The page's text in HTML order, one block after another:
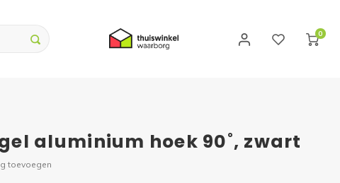
0
aluminium hoek 90˚, zwart
toevoegen